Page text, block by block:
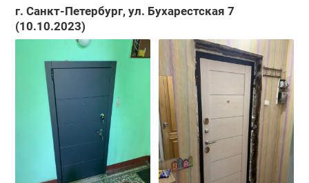
г. Санкт-Петербург, ул. Бухарестская 7
(10.10.2023)